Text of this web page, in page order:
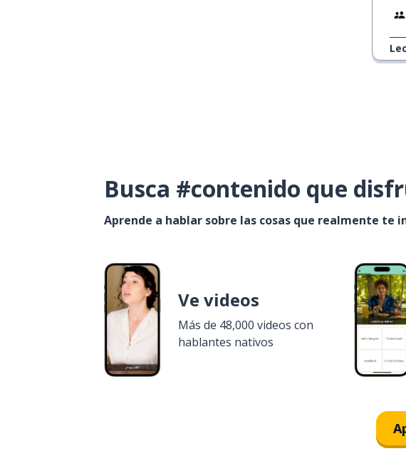
Busca #contenido que
Aprende a hablar sobre las cosas que realmente te
Ve videos
Más de 48,000 videos con
hablantes nativos